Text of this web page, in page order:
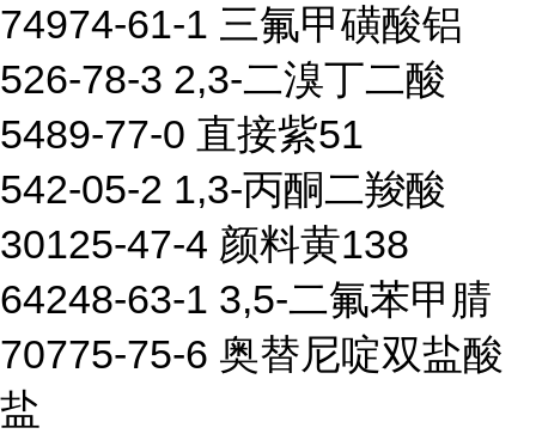
74974-61-1 三氟甲磺酸铝
526-78-3 2,3-二溴丁二酸
5489-77-0 直接紫51
542-05-2 1,3-丙酮二羧酸
30125-47-4 颜料黄138
64248-63-1 3,5-二氟苯甲腈
70775-75-6 奥替尼啶双盐酸
盐